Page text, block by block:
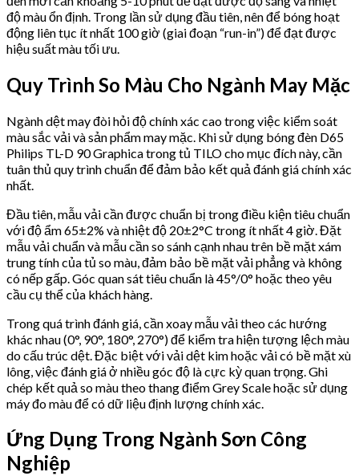
độ màu ổn định. Trong lần sử dụng đầu tiên, nên để bóng hoạt
động liên tục ít nhất 100 giờ (giai đoạn “run-in”) để đạt được
hiệu suất màu tối ưu.
Quy Trình So Màu Cho Ngành May Mặc
Ngành dệt may đòi hỏi độ chính xác cao trong việc kiểm soát
màu sắc vải và sản phẩm may mặc. Khi sử dụng bóng đèn D65
Philips TL-D 90 Graphica trong tủ TILO cho mục đích này, cần
tuân thủ quy trình chuẩn để đảm bảo kết quả đánh giá chính xác
nhất.
Đầu tiên, mẫu vải cần được chuẩn bị trong điều kiện tiêu chuẩn
với độ ẩm 65±2% và nhiệt độ 20±2°C trong ít nhất 4 giờ. Đặt
mẫu vải chuẩn và mẫu cần so sánh cạnh nhau trên bề mặt xám
trung tính của tủ so màu, đảm bảo bề mặt vải phẳng và không
có nếp gấp. Góc quan sát tiêu chuẩn là 45°/0° hoặc theo yêu
cầu cụ thể của khách hàng.
Trong quá trình đánh giá, cần xoay mẫu vải theo các hướng
khác nhau (0°, 90°, 180°, 270°) để kiểm tra hiện tượng lệch màu
do cấu trúc dệt. Đặc biệt với vải dệt kim hoặc vải có bề mặt xù
lông, việc đánh giá ở nhiều góc độ là cực kỳ quan trọng. Ghi
chép kết quả so màu theo thang điểm Grey Scale hoặc sử dụng
máy đo màu để có dữ liệu định lượng chính xác.
Ứng Dụng Trong Ngành Sơn Công
Nghiệp